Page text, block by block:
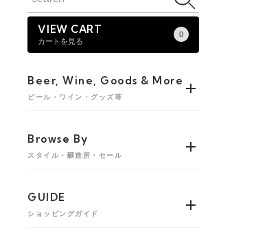
VIEW CART
カートを見る
0
Beer, Wine, Goods & More
ビール・ワイン・グッズ等
Browse By
スタイル・醸造所・セール
GUIDE
ショッピングガイド